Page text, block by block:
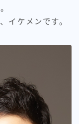
イケメンです。